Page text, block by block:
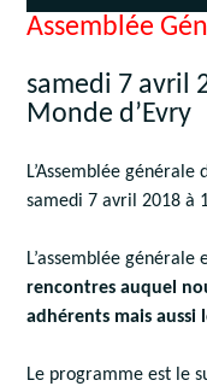
Assemblée
samedi 7 avril
Monde d’Evry
L’Assemblée générale
samedi 7 avril 2018 à
L’assemblée générale
rencontres auquel
adhérents mais aussi
Le programme est le